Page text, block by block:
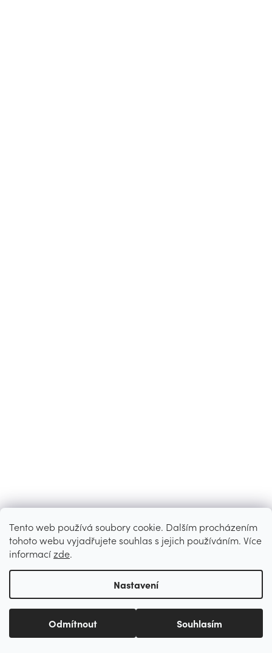
Tento web používá soubory cookie. Dalším procházením
tohoto webu vyjadřujete souhlas s jejich používáním. Více
informacízde.
Nastavení
Odmítnout Souhlasím